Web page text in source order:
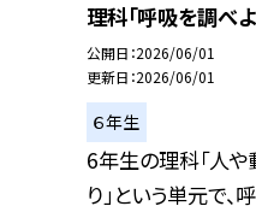
理科「呼吸を調べよ
公開日 2026/06/01
更新日 2026/06/01
６年生
6年生の理科「人
り」という単元で